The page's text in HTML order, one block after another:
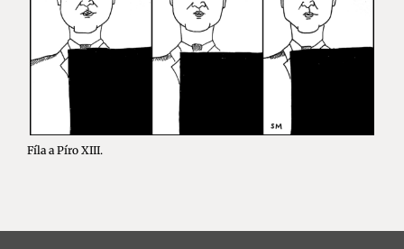
Fíla a Píro XIII.